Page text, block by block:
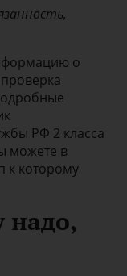
о
РФ 2 класса
можете в
к которому
надо,